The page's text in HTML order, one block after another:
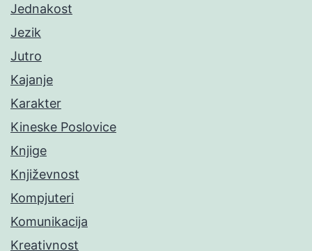
Jednakost
Jezik
Jutro
Kajanje
Karakter
Kineske Poslovice
Knjige
Književnost
Kompjuteri
Komunikacija
Kreativnost